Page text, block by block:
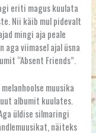
eriti magus kuulata
Nii käib mul pidevalt
mingi aja peale
aga viimasel ajal üsna
“Absent Friends”.
muusika
albumit kuulates.
üldise silmaringi
näiteks